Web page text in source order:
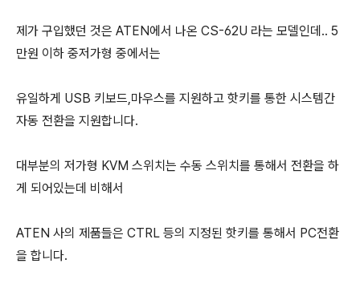
제가 구입했던 것은 ATEN에서 나온 CS-62U 라는 모델인데.. 5
만원 이하 중저가형 중에서는
유일하게 USB 키보드,마우스를 지원하고 핫키를 통한 시스템간
자동 전환을 지원합니다.
대부분의 저가형 KVM 스위치는 수동 스위치를 통해서 전환을 하
게 되어있는데 비해서
ATEN 사의 제품들은 CTRL 등의 지정된 핫키를 통해서 PC전환
을 합니다.